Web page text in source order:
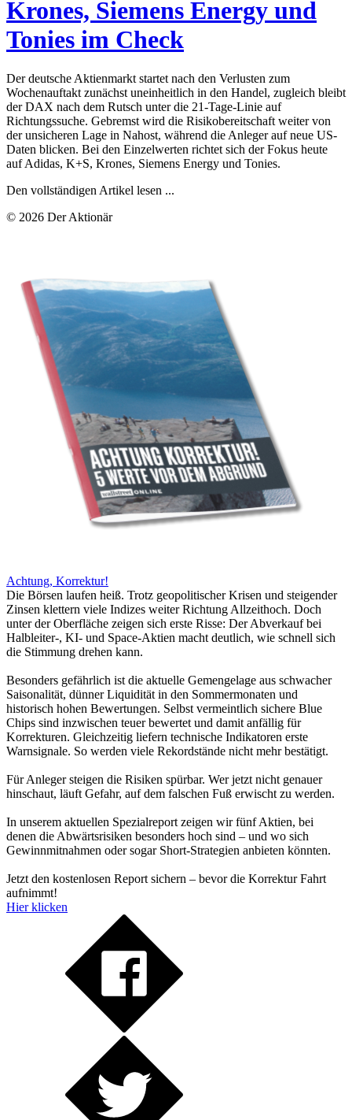
Krones, Siemens Energy und
Tonies im Check
Der deutsche Aktienmarkt startet nach den Verlusten zum
Wochenauftakt zunächst uneinheitlich in den Handel, zugleich bleibt
der DAX nach dem Rutsch unter die 21-Tage-Linie auf
Richtungssuche. Gebremst wird die Risikobereitschaft weiter von
der unsicheren Lage in Nahost, während die Anleger auf neue US-
Daten blicken. Bei den Einzelwerten richtet sich der Fokus heute
auf Adidas, K+S, Krones, Siemens Energy und Tonies.
Den vollständigen Artikel lesen ...
© 2026 Der Aktionär
Achtung, Korrektur!
Die Börsen laufen heiß. Trotz geopolitischer Krisen und steigender
Zinsen klettern viele Indizes weiter Richtung Allzeithoch. Doch
unter der Oberfläche zeigen sich erste Risse: Der Abverkauf bei
Halbleiter-, KI- und Space-Aktien macht deutlich, wie schnell sich
die Stimmung drehen kann.
Besonders gefährlich ist die aktuelle Gemengelage aus schwacher
Saisonalität, dünner Liquidität in den Sommermonaten und
historisch hohen Bewertungen. Selbst vermeintlich sichere Blue
Chips sind inzwischen teuer bewertet und damit anfällig für
Korrekturen. Gleichzeitig liefern technische Indikatoren erste
Warnsignale. So werden viele Rekordstände nicht mehr bestätigt.
Für Anleger steigen die Risiken spürbar. Wer jetzt nicht genauer
hinschaut, läuft Gefahr, auf dem falschen Fuß erwischt zu werden.
In unserem aktuellen Spezialreport zeigen wir fünf Aktien, bei
denen die Abwärtsrisiken besonders hoch sind – und wo sich
Gewinnmitnahmen oder sogar Short-Strategien anbieten könnten.
Jetzt den kostenlosen Report sichern – bevor die Korrektur Fahrt
aufnimmt!
Hier klicken